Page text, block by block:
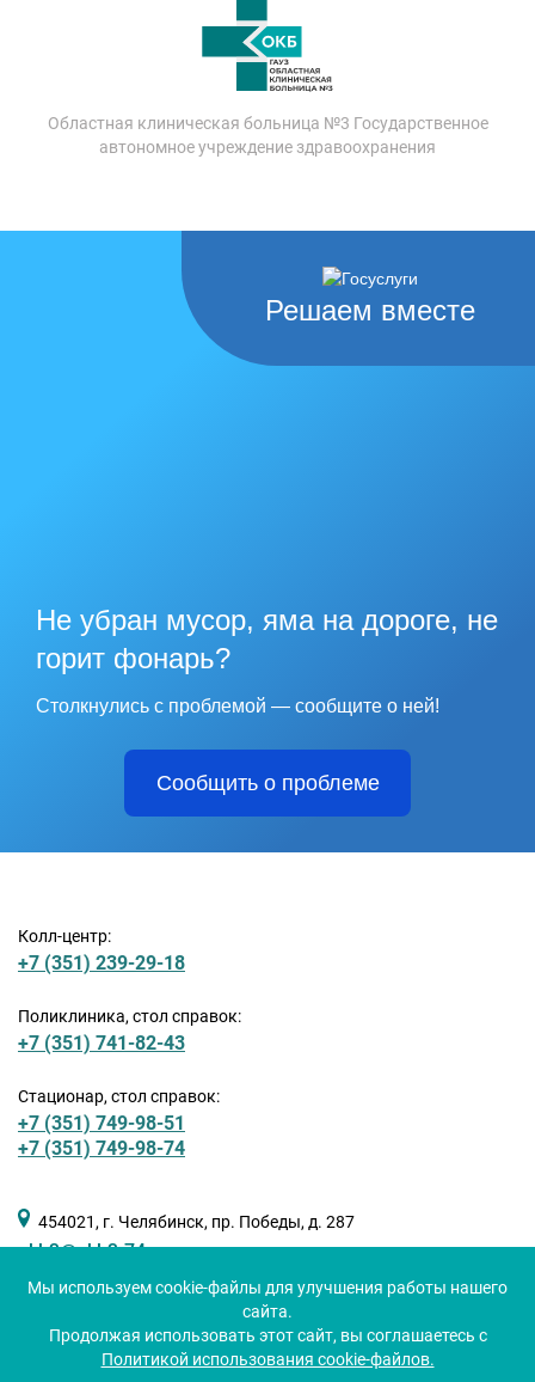
Областная клиническая больница №3 Государственное
автономное учреждение здравоохранения
Решаем вместе
Не убран мусор, яма на дороге, не
горит фонарь?
Столкнулись с проблемой — сообщите о ней!
Сообщить о проблеме
Колл-центр:
+7 (351) 239-29-18
Поликлиника, стол справок:
+7 (351) 741-82-43
Стационар, стол справок:
+7 (351) 749-98-51
+7 (351) 749-98-74
454021, г. Челябинск, пр. Победы, д. 287
okb3@okb3-74.ru
Мы используем cookie-файлы для улучшения работы нашего
сайта.
Продолжая использовать этот сайт, вы соглашаетесь с
Политикой использования cookie-файлов.